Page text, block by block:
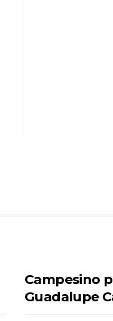
Campesino
Guadalupe